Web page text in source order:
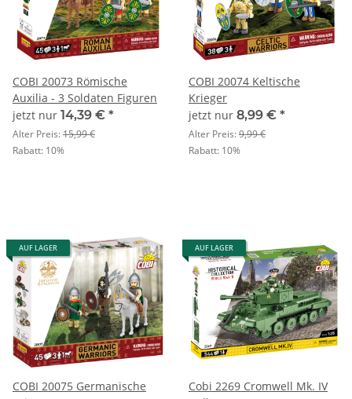
COBI 20073 Römische
Auxilia - 3 Soldaten Figuren
jetzt nur 14,39 € *
Alter Preis:15,99 €
Rabatt: 10%
COBI 20074 Keltische
Krieger
jetzt nur 8,99 € *
Alter Preis:9,99 €
Rabatt: 10%
AUF LAGER
COBI 20075 Germanische
AUF LAGER
Cobi 2269 Cromwell Mk. IV